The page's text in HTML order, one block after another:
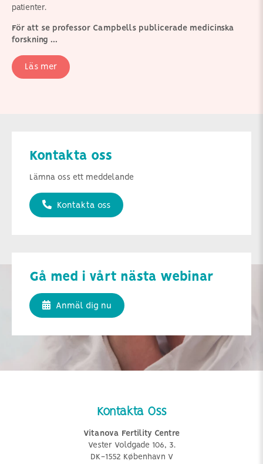
patienter.
För att se professor Campbells publicerade medicinska
forskning ...
Läs mer
Kontakta oss
Lämna oss ett meddelande
Kontakta oss
Gå med i vårt nästa webinar
Anmäl dig nu
Kontakta Oss
Vitanova Fertility Centre
Vester Voldgade 106, 3.
DK-1552 København V